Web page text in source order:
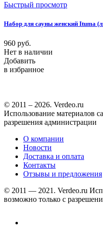
Быстрый просмотр
Набор для сауны женский Ituma
960 руб.
Нет в наличии
Добавить
в избранное
© 2011 – 2026. Verdeo.ru
Использование материалов
разрешения администрации
О компании
Новости
Доставка и оплата
Контакты
Отзывы и предложения
© 2011 — 2021. Verdeo.ru
возможно только с